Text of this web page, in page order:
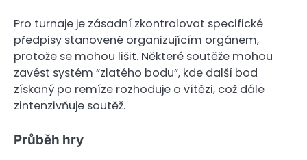
Pro turnaje je zásadní zkontrolovat specifické
předpisy stanovené organizujícím orgánem,
protože se mohou lišit. Některé soutěže mohou
zavést systém “zlatého bodu”, kde další bod
získaný po remíze rozhoduje o vítězi, což dále
zintenzivňuje soutěž.
Průběh hry